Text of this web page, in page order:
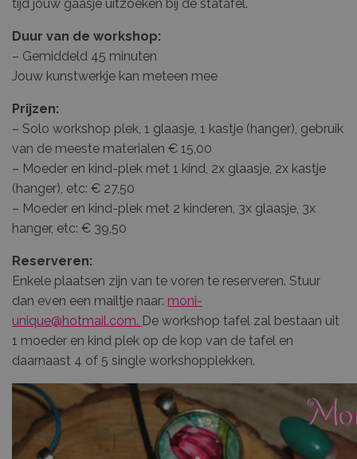
tijd jouw gaasje uitzoeken bij de statafel.
Duur van de workshop:
– Gemiddeld 45 minuten
Jouw kunstwerkje kan meteen mee
Prijzen:
– Solo workshop plek, 1 glaasje, 1 kastje (hanger), gebruik
van de meeste materialen € 15,00
– Moeder en kind-plek met 1 kind, 2x glaasje, 2x kastje
(hanger), etc: € 27,50
– Moeder en kind-plek met 2 kinderen, 3x glaasje, 3x
hanger, etc: € 39,50
Reserveren:
Enkele plaatsen zijn van te voren te reserveren. Stuur
dan even een mailtje naar: moni-
unique@hotmail.com. De workshop tafel zal bestaan uit
1 moeder en kind plek op de kop van de tafel en
daarnaast 4 of 5 single workshopplekken.